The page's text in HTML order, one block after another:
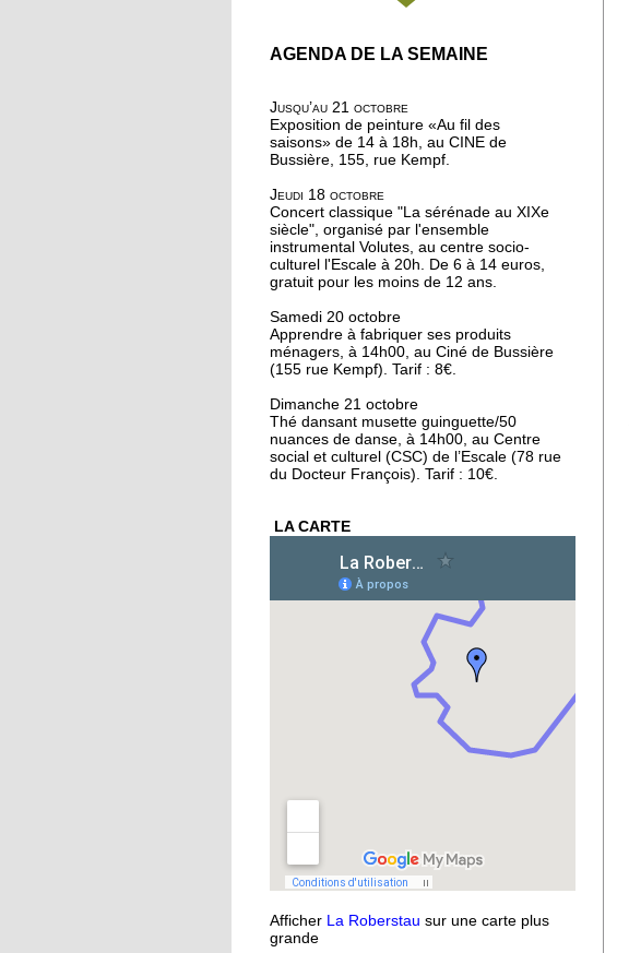
Au nord de la Robertsau,
on apprend à méditer
Bouffée d'oxygène aux
jardins partagés de la
Robertsau
16 octobre 2018
Conseil municipal : la
Cité de l'Ill et les quartiers
au coeur des débats
16 octobre 2018
La forêt de la Robertsau,
un écrin de biodiversité
Végéman : le premier
kebab végan de
Strasbourg plébiscité
Divergences autour de la
protection des animaux
L'école Schwilgué en
11 octobre 2018
Oser parler avec les
marionnettes
11 octobre 2018
AGENDA DE LA SEMAINE
Jusqu’au 21 octobre
Exposition de peinture «Au fil des
saisons» de 14 à 18h, au CINE de
Bussière, 155, rue Kempf.
Jeudi 18 octobre
Concert classique "La sérénade au XIXe
siècle", organisé par l'ensemble
instrumental Volutes, au centre socio-
culturel l'Escale à 20h. De 6 à 14 euros,
gratuit pour les moins de 12 ans.
Samedi 20 octobre
Apprendre à fabriquer ses produits
ménagers, à 14h00, au Ciné de Bussière
(155 rue Kempf). Tarif : 8€.
Dimanche 21 octobre
Thé dansant musette guinguette/50
nuances de danse, à 14h00, au Centre
social et culturel (CSC) de l’Escale (78 rue
du Docteur François). Tarif : 10€.
LA CARTE
Afficher La Roberstau sur une carte plus
grande